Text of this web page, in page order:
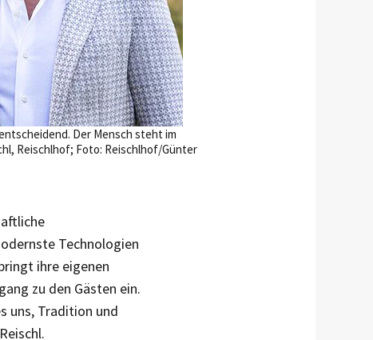
Der Mensch steht im
Reischlhof; Foto: Reischlhof/Günter
Technologien
ihre eigenen
zu den Gästen ein.
uns, Tradition und